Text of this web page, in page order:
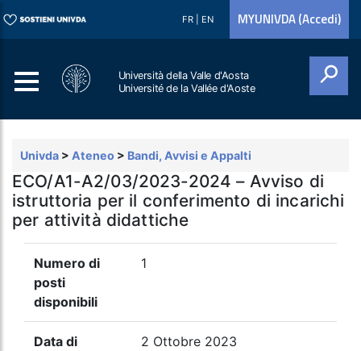
FR EN MYUNIVDA (Accedi)
Università della Valle d'Aosta
Université de la Vallée d'Aoste
Univda > Ateneo > Bandi, Avvisi e Appalti
ECO/A1-A2/03/2023-2024 – Avviso di
istruttoria per il conferimento di incarichi
per attività didattiche
Numero di
posti
disponibili
1
Data di
2 Ottobre 2023